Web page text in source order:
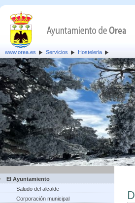
www.orea.es Servicios Hosteleria
El Ayuntamiento
Saludo del alcalde
Corporación municipal